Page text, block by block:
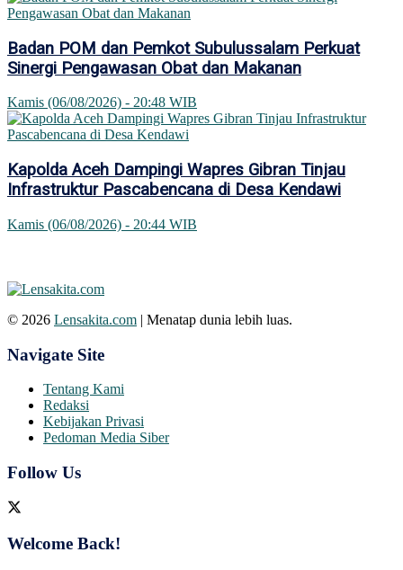
Badan POM dan Pemkot Subulussalam Perkuat
Sinergi Pengawasan Obat dan Makanan
Kamis (06/08/2026) - 20:48 WIB
Kapolda Aceh Dampingi Wapres Gibran Tinjau
Infrastruktur Pascabencana di Desa Kendawi
Kamis (06/08/2026) - 20:44 WIB
© 2026 Lensakita.com | Menatap dunia lebih luas.
Navigate Site
Tentang Kami
Redaksi
Kebijakan Privasi
Pedoman Media Siber
Follow Us
Welcome Back!